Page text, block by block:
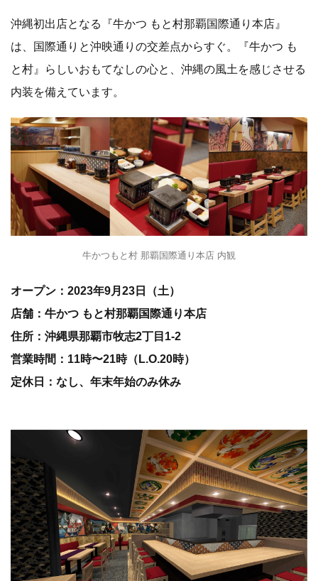
沖縄初出店となる『牛かつ もと村那覇国際通り本店』
は、国際通りと沖映通りの交差点からすぐ。『牛かつ も
と村』らしいおもてなしの心と、沖縄の風土を感じさせる
内装を備えています。
牛かつもと村 那覇国際通り本店 内観
オープン：2023年9月23日（土）
店舗：牛かつ もと村那覇国際通り本店
住所：沖縄県那覇市牧志2丁目1-2
営業時間：11時〜21時（L.O.20時）
定休日：なし、年末年始のみ休み